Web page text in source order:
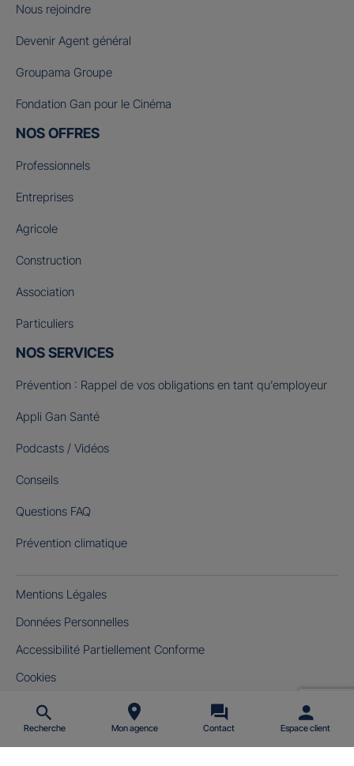
Recherche Mon agence Contact Espace client
Nous rejoindre
Devenir Agent général
Groupama Groupe
Fondation Gan pour le Cinéma
NOS OFFRES
Professionnels
Entreprises
Agricole
Construction
Association
Particuliers
NOS SERVICES
Prévention : Rappel de vos obligations en tant qu’employeur
Appli Gan Santé
Podcasts / Vidéos
Conseils
Questions FAQ
Prévention climatique
Mentions Légales
Données Personnelles
Accessibilité Partiellement Conforme
Cookies
Gérer mes cookies